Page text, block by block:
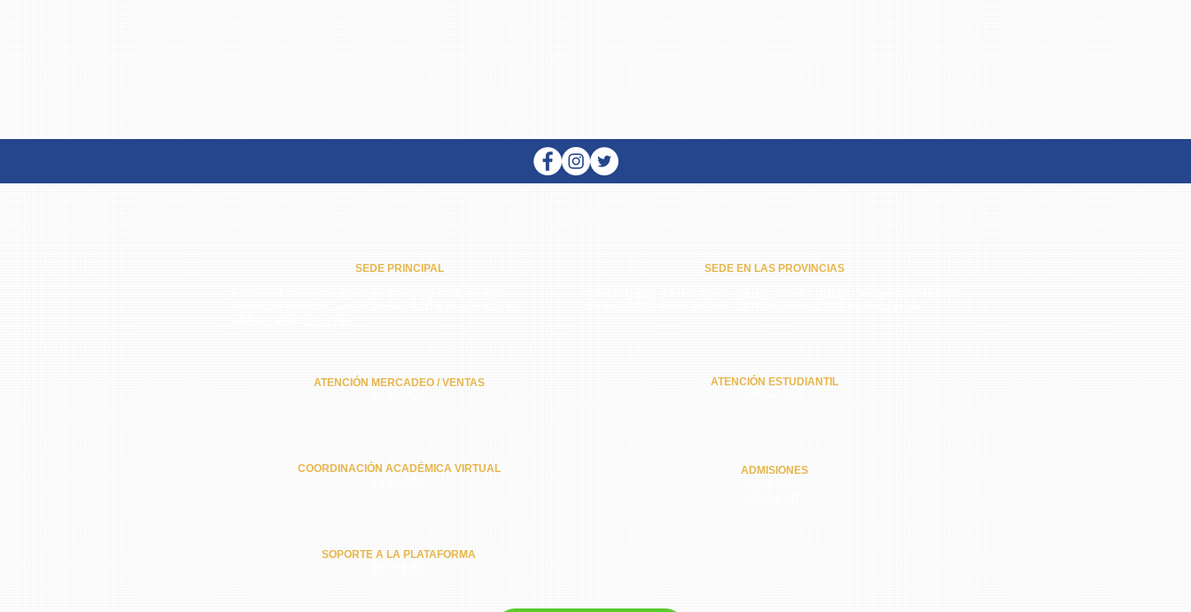
SEDE PRINCIPAL​
ATENCIÓN MERCADEO / VENTAS
COORDINACIÓN ACADÉMICA VIRTUAL
SEDE EN LAS PROVINCIAS
ATENCIÓN ESTUDIANTIL
ADMISIONES
SOPORTE A LA PLATAFORMA